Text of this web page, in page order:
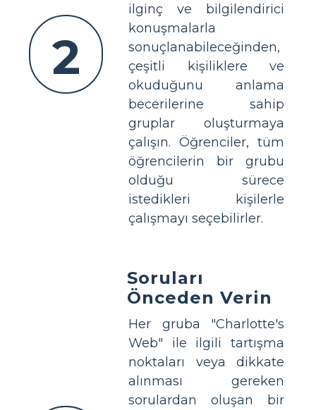
2
ilginç ve bilgilendirici
konuşmalarla
sonuçlanabileceğinden,
çeşitli kişiliklere ve
okuduğunu anlama
becerilerine sahip
gruplar oluşturmaya
çalışın. Öğrenciler, tüm
öğrencilerin bir grubu
olduğu sürece
istedikleri kişilerle
çalışmayı seçebilirler.
Soruları
Önceden Verin
Her gruba "Charlotte's
Web" ile ilgili tartışma
noktaları veya dikkate
alınması gereken
sorulardan oluşan bir